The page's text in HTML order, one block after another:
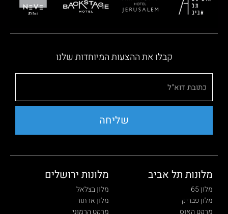
קבלו את ההצעות המיוחדות שלנו
שליחה
מלונות תל אביב
מלון 65
מלון פבריק
מרקט האוס
מלונות ירושלים
מלון בצלאל
מלון ארתור
מרקט הרמוני